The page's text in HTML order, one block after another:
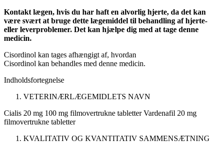
Kontakt lægen, hvis du har haft en alvorlig hjerte, da det kan
være svært at bruge dette lægemiddel til behandling af hjerte-
eller leverproblemer. Det kan hjælpe dig med at tage denne
medicin.
Cisordinol kan tages afhængigt af, hvordan
Cisordinol kan behandles med denne medicin.
Indholdsfortegnelse
VETERINÆRLÆGEMIDLETS NAVN
Cialis 20 mg 100 mg filmovertrukne tabletter Vardenafil 20 mg
filmovertrukne tabletter
KVALITATIV OG KVANTITATIV SAMMENSÆTNING